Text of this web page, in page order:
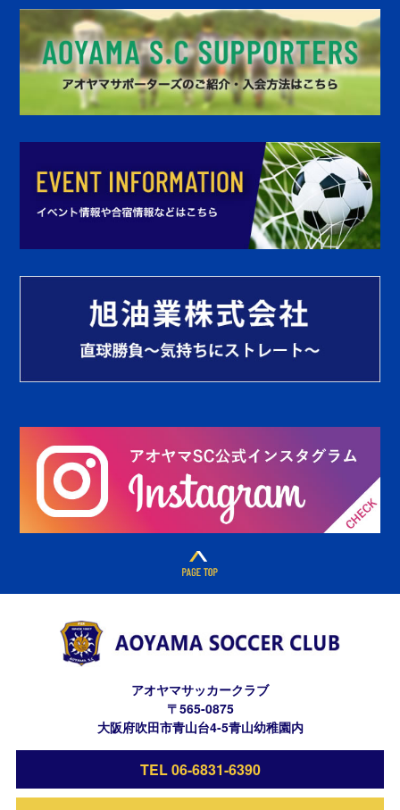
アオヤマサッカークラブ
〒565-0875
大阪府吹田市青山台4-5青山幼稚園内
TEL 06-6831-6390